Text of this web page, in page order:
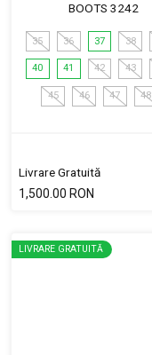
BOOTS 3242
35 36 37 38
40 41 42 43
45 46 47 48
Livrare Gratuită
1,500.00 RON
LIVRARE GRATUITĂ